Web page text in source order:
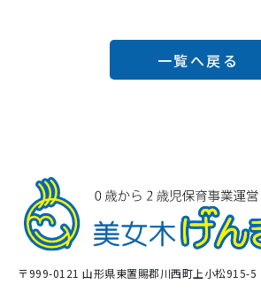
一覧へ戻る
〒999-0121 山形県東置賜郡川西町上小松915-5